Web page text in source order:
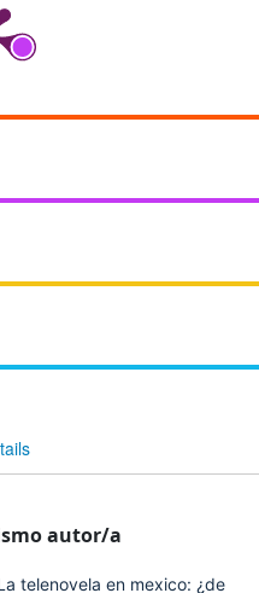
autor/a
telenovela en mexico: ¿de